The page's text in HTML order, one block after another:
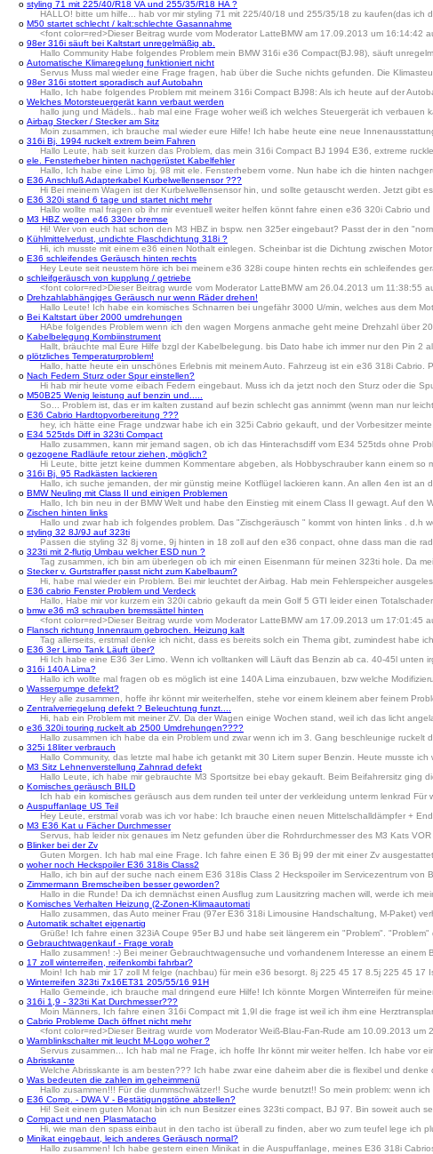
o styling 71 mit 225/40/R18 VA und 255/35/R18 HA ?
HALLO! bitte um hilfe... hab vor mir styling 71 mit 225/40/18 und 255/35/18 zu kaufen(das
o M50 startet schlecht / kalt:schlechte Gasannahme
<font color=red>Dieser Beitrag wurde vom Moderator LatteBMW am 17.09.2013 um 16:14:42
o 98er 316i säuft bei Kaltstart unregelmäßig ab.
Hallo Community Habe folgendes Problem mein BMW 316i e36 Compact(BJ.98), säuft
o Automatische Klimaregelung funktioniert nicht
Servus Muss mal wieder eine Frage fragen, hab über die Suche nichts gefunden. Die
o 98er 316i stottert sporadisch auf Autobahn
Hallo, Ich habe folgendes Problem mit meinem 316i Compact BJ98: Als ich heute auf der
o Welches Motorsteuergerät kann verbaut werden
hallo jung und Mädels.. hab mal eine Frage woher weiß ich welches Steuergerät ich
o Airbag Stecker / Stecker am Sitz
Moin zusammen, ich brauche mal wieder eure Hilfe! Ich habe heute eine neue
o 316i Bj. 1994 ruckelt extrem beim Fahren
Hallo Leute, hab seit kurzen das Problem, das mein 316i Compact BJ 1994 E36, extreme
o ele. Fensterheber hinten nachgerüstet Kabelfehler
Hallo, Ich habe eine Limo bj. 98 mit ele. Fensterhebern vorne. Nun habe ich die hinten
o E36 Anschluß Adapterkabel Kurbelwellensensor ???
Hi Bei meinem Wagen ist der Kurbelwellensensor hin, und sollte getauscht werden. Jetzt gibt
o E36 320i stand 6 tage und startet nicht mehr
Hallo wollte mal fragen ob ihr mir eventuell weiter helfen könnt fahre einen e36 320i Cabrio
o M3 HBZ wegen e46 330er bremse
Hi! Wer von euch hat schon den M3 HBZ in bspw. nen 325er eingebaut? Passt der in den
o Kühlmittelverlust, undichte Flaschdichtung 318i ?
Hi, ich musste mit einem e36 einen Nothalt einlegen. Scheinbar ist die Dichtung zwischen
o E36 schleifendes Geräusch hinten rechts
Hey Leute seit neustem höre ich bei meinem e36 328i coupe hinten rechts ein schleifendes
o schleifgeräusch von kupplung / getriebe
<font color=red>Dieser Beitrag wurde vom Moderator LatteBMW am 26.04.2013 um 11:38:55
o Drehzahlabhängiges Geräusch nur wenn Räder drehen!
Hallo Leute! Ich habe ein komisches Schnarren bei ungefähr 3000 U/min, welches aus dem
o Bei Kaltstart über 2000 umdrehungen
HAbe folgendes Problem wenn ich den wagen Morgens anmache geht meine Drehzahl über
o Kabelbelegung Kombiinstrument
Hallt, bräuchte mal Eure Hilfe bzgl der Kabelbelegung. bis Dato habe ich immer nur den Pin 2
o plötzliches Temperaturproblem!
Hallo, hatte heute ein unschönes Erlebnis mit meinem Auto. Fahrzeug ist ein e36 318i
o Nach Federn Sturz oder Spur einstellen?
Hi hab mir heute vorne eibach Federn eingebaut. Muss ich da jetzt noch den Sturz oder die
o M50B25 Wenig leistung auf benzin und.....
So... Problem ist, das er im kalten zustand auf bezin schlecht gas annimmt (wenn man nur
o E36 Cabrio Hardtopvorbereitung ???
hey, ich hätte eine Frage undzwar habe ich ein 325i Cabrio gekauft, und der Vorbesitzer
o E34 525tds Diff in 323ti Compact
Hallo zusammen, kann mir jemand sagen, ob ich das Hinterachsdiff vom E34 525tds ohne
o gezogene Radläufe retour ziehen, möglich?
Hi Leute, bitte jetzt keine dummen Kommentare abgeben, als Hobbyschrauber kann einem
o 316i Bj. 95 Radkästen lackieren
Hallo, ich suche jemanden, der mir günstig meine Kotflügel lackieren kann. An allen 4en ist
o BMW Neuling mit Class II und einigen Problemen
Hallo, Ich bin neu in der BMW Welt und habe den Einstieg mit einem Class II gewagt. Auf
o Zischen hinten links
Hallo und zwar hab ich folgendes problem. Das "Zischgeräusch " kommt von hinten links . d.h
o styling 32 8J/9J auf 323ti
Passen die styling 32 8j vorne, 9j hinten in 18 zoll auf den e36 conpact, ohne dass man die
o 323ti mit 2-flutig Umbau welcher ESD nun ?
Tag zusammen, ich bin am überlegen ob ich mir einen Eisenmann für meinen 323ti hole. Da
o Stecker v. Gurtstraffer passt nicht zum Kabelbaum?
Hi, habe mal wieder ein Problem. Bei mir leuchtet der Airbag. Hab mein Fehlerspeicher
o E36 cabrio Fenster Problem und Verdeck
Hallo, Habe mir vor kurzem ein 320i cabrio gekauft da mein Golf 5 GTI leider einen
o bmw e36 m3 schrauben bremssättel hinten
<font color=red>Dieser Beitrag wurde vom Moderator LatteBMW am 17.09.2013 um 17:01:45
o Flansch richtung Innenraum gebrochen. Heizung kalt
Tag allerseits, erstmal denke ich nicht, dass es bereits solch ein Thema gibt, zumindest habe
o E36 3er Limo Tank Läuft über?
Hi Ich habe eine E36 3er Limo. Wenn ich volltanken will Läuft das Benzin ab ca. 40-45l unten
o 316i 140A Lima?
Hallo ich wollte mal fragen ob es möglich ist eine 140A Lima einzubauen, bzw welche
o Wasserpumpe defekt?
Hey alle zusammen, hoffe ihr könnt mir weiterhelfen, stehe vor einem kleinem aber feinem
o Zentralverriegelung defekt ? Beleuchtung funzt....
Hi, hab ein Problem mit meiner ZV. Da der Wagen einige Wochen stand, weil ich das licht
o e36 320i touring ruckelt ab 2500 Umdrehungen????
Hallo zusammen ich habe da ein Problem und zwar wenn ich im 3. Gang beschleunige
o 325i 18liter verbrauch
Hallo Community, das letzte mal habe ich getankt mit 30 Litern super Benzin. Heute musste
o M3 Sitz Lehnenverstellung Zahnrad defekt
Hallo Leute, ich habe mir gebrauchte M3 Sportsitze bei ebay gekauft. Beim Beifahrersitz ging
o Komisches geräusch BILD
Ich hab ein komisches geräusch aus dem runden teil unter der verkleidung unterm lenkrad
o Auspuffanlage US Teil
Hey Leute, erstmal vorab was ich vor habe: Ich brauche einen neuen Mittelschalldämpfer +
o M3 E36 Kat u Fächer Durchmesser
Servus, hab leider nix genaues im Netz gefunden über die Rohrdurchmesser des M3 Kats
o Blinker bei der Zv
Guten Morgen. Ich hab mal eine Frage. Ich fahre einen E 36 Bj 99 der mit einer Zv
o woher noch Heckspoiler E36 318is Class2
Hallo, ich bin auf der suche nach einem E36 318is Class 2 Heckspoiler im Servicezentrum
o Zimmermann Bremscheiben besser geworden?
Hallo in die Runde! Da ich demnächst einen Ausflug zum Lausitzring machen will, werde ich
o Komisches Verhalten Heizung (2-Zonen-Klimaautomati
Hallo zusammen, das Auto meiner Frau (97er E36 318i Limousine Handschaltung, M-Paket)
o Automatik schaltet eigenartig
Grüße! Ich fahre einen 323iA Coupe 95er BJ und habe seit längerem ein "Problem".
o Gebrauchtwagenkauf - Frage vorab
Hallo zusammen! :-) Bei meiner Gebrauchtwagensuche und vorhandenem Interesse an
o 17 zoll winterreifen, reifenkombi fahrbar?
Moin! Ich hab mir 17 zoll M felge (nachbau) für mein e36 besorgt. 8j 225 45 17 8.5j 225 45
o Winterreifen 323ti 7x16ET31 205/55/16 91H
Hallo Gemeinde, ich brauche mal dringend eure Hilfe! Ich könnte Morgen Winterreifen für
o 316i 1,9 - 323ti Kat Durchmesser???
Moin Männers, Ich fahre einen 316i Compact mit 1,9l die frage ist weil ich ihm eine
o Cabrio Probleme Dach öffnet nicht mehr
<font color=red>Dieser Beitrag wurde vom Moderator Weiß-Blau-Fan-Rude am 10.09.2013
o Warnblinkschalter mit leucht M-Logo woher ?
Servus zusammen... Ich hab mal ne Frage, ich hoffe Ihr könnt mir weiter helfen. Ich habe vor
o Abrisskante
Welche Abrisskante is am besten??? Ich habe zwar eine daheim aber die is flexibel und denke
o Was bedeuten die zahlen im geheimmenü
Hallo zusammen!!! Für die dummschwätzer!! Suche wurde benutzt!! So mein problem: wenn
o E36 Comp. - DWA V - Bestätigungstöne abstellen?
Hi! Seit einem guten Monat bin ich nun Besitzer eines 323ti compact, BJ 97. Bin soweit auch
o Compact und nen Plasmatacho
Hi, wie man den spass einbaut in den tacho ist überall zu finden, aber wo zum teufel lege ich
o Minikat eingebaut, leich anderes Geräusch normal?
Hallo zusammen! Ich habe gestern einen Minikat in die Auspuffanlage, meines E36 318i